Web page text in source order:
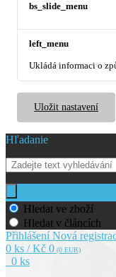
bs_slide_menu
left_menu
Ukládá informaci o
Uložit nastavení
Hľadanie
Hledat ve zboží
Hledat v článcích
PřihlášeníNová
0 ks / Kč 0 (0 EUR)
0 ks